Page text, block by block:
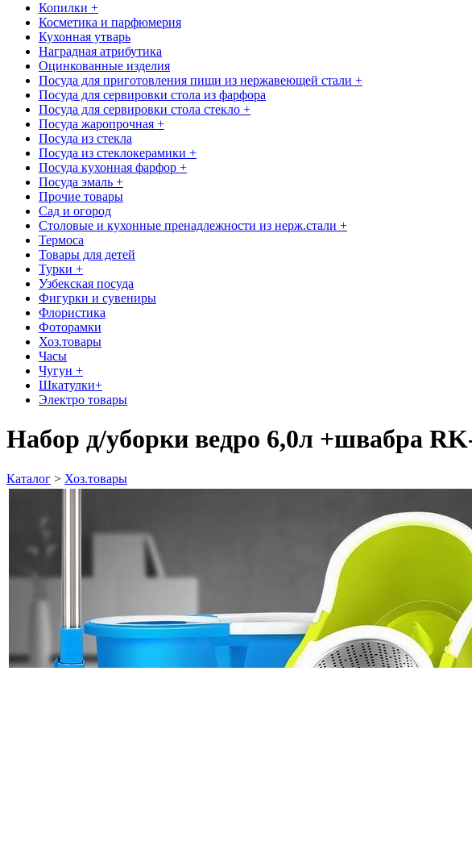
Копилки +
Косметика и парфюмерия
Кухонная утварь
Наградная атрибутика
Оцинкованные изделия
Посуда для приготовления пищи из нержавеющей стали +
Посуда для сервировки стола из фарфора
Посуда для сервировки стола стекло +
Посуда жаропрочная +
Посуда из стекла
Посуда из стеклокерамики +
Посуда кухонная фарфор +
Посуда эмаль +
Прочие товары
Сад и огород
Столовые и кухонные пренадлежности из нерж.стали +
Термоса
Товары для детей
Турки +
Узбекская посуда
Фигурки и сувениры
Флористика
Фоторамки
Хоз.товары
Часы
Чугун +
Шкатулки+
Электро товары
Набор д/уборки ведро 6,0л +швабра
Каталог > Хоз.товары